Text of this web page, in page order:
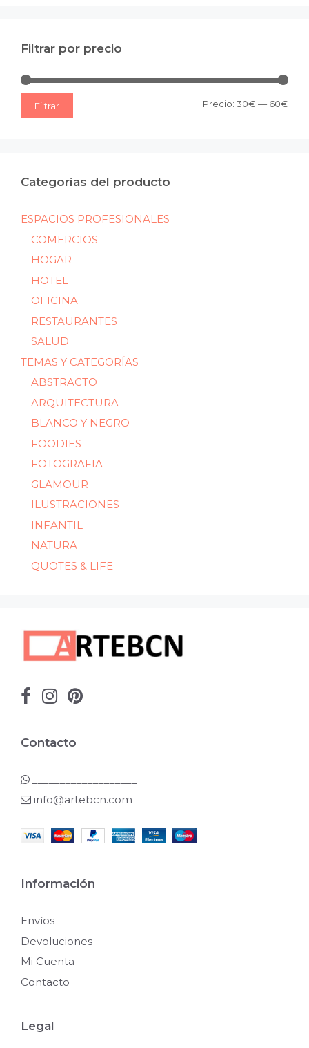
Filtrar por precio
Filtrar Precio: 30€ — 60€
Categorías del producto
ESPACIOS PROFESIONALES
COMERCIOS
HOGAR
HOTEL
OFICINA
RESTAURANTES
SALUD
TEMAS Y CATEGORÍAS
ABSTRACTO
ARQUITECTURA
BLANCO Y NEGRO
FOODIES
FOTOGRAFIA
GLAMOUR
ILUSTRACIONES
INFANTIL
NATURA
QUOTES & LIFE
Contacto
info@artebcn.com
Información
Envíos
Devoluciones
Mi Cuenta
Contacto
Legal